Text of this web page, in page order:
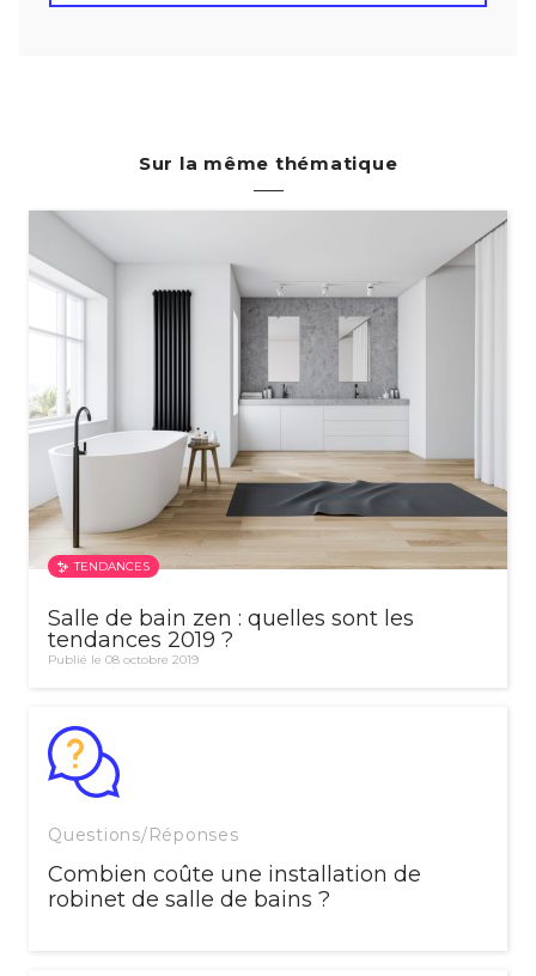
Sur la même thématique
TENDANCES
Salle de bain zen : quelles sont les
tendances 2019 ?
Publié le 08 octobre 2019
Questions/Réponses
Combien coûte une installation de
robinet de salle de bains ?